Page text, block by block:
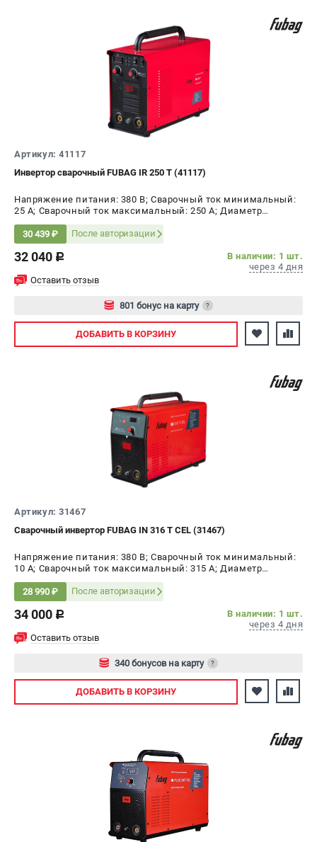
Артикул: 41117
Инвертор сварочный FUBAG IR 250 T (41117)
Напряжение питания: 380 В; Сварочный ток минимальный:
25 А; Сварочный ток максимальный: 250 А; Диаметр
Мощность: 9.5 кВт
30 439 ₽ После авторизации
32 040 c
В наличии: 1 шт.
через 4 дня
Оставить отзыв
801 бонус на карту ?
Авторизуйтесь
ДОБАВИТЬ В КОРЗИНУ
Артикул: 31467
Сварочный инвертор FUBAG IN 316 T CEL (31467)
Напряжение питания: 380 В; Сварочный ток минимальный:
10 А; Сварочный ток максимальный: 315 А; Диаметр
Мощность: 10 кВт
28 990 ₽ После авторизации
34 000 c
В наличии: 1 шт.
через 4 дня
Оставить отзыв
340 бонусов на карту ?
Авторизуйтесь
ДОБАВИТЬ В КОРЗИНУ